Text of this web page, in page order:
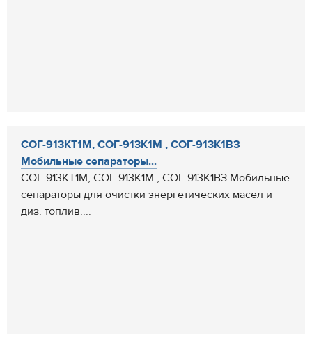
СОГ-913КТ1М, СОГ-913К1М , СОГ-913К1ВЗ
Мобильные сепараторы...
СОГ-913КТ1М, СОГ-913К1М , СОГ-913К1ВЗ Мобильные
сепараторы для очистки энергетических масел и
диз. топлив....